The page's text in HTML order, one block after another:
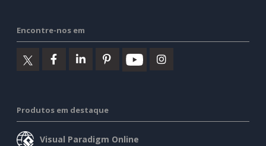
Encontre-nos em
Produtos em destaque
Visual Paradigm Online